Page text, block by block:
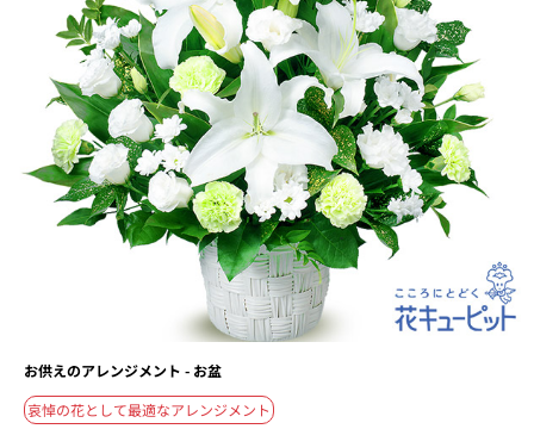
お供えのアレンジメント - お盆
哀悼の花として最適なアレンジメント